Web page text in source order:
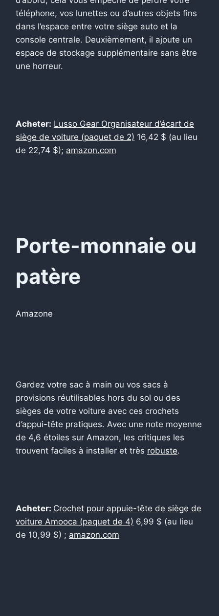
téléphone, vos lunettes ou d’autres objets fins
dans l’espace entre votre siège auto et la
console centrale. Deuxièmement, il ajoute un
espace de stockage supplémentaire sans être
une horreur.
Acheter: Lusso Gear Organisateur d’écart de
siège de voiture (paquet de 2) 16,42 $ (au lieu
de 22,74 $); amazon.com
Porte-monnaie ou
patère
Amazone
Gardez votre sac à main ou vos sacs à
provisions réutilisables hors du sol ou des
sièges de votre voiture avec ces crochets
d’appui-tête pratiques. Avec une note moyenne
de 4,6 étoiles sur Amazon, les critiques les
trouvent faciles à installer et très robuste.
Acheter: Crochet pour appuie-tête de siège de
voiture Amooca (paquet de 4) 6,99 $ (au lieu
de 10,99 $) ; amazon.com